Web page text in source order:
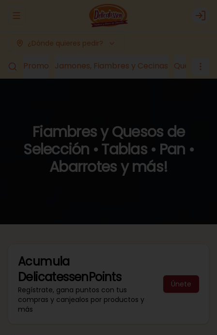
Abrir menu de navegación Login
¿Dónde quieres pedir?
Promo Jamones, Fiambres y Cecinas Quesos
Fiambres y Quesos de
Selección • Tablas • Pan •
Abarrotes y más!
Acumula
DelicatessenPoints
Regístrate, gana puntos con tus
compras y canjealos por productos y
más
Únete